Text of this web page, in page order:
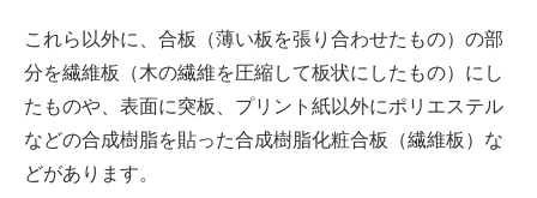
これら以外に、合板（薄い板を張り合わせたもの）の部
分を繊維板（木の繊維を圧縮して板状にしたもの）にし
たものや、表面に突板、プリント紙以外にポリエステル
などの合成樹脂を貼った合成樹脂化粧合板（繊維板）な
どがあります。